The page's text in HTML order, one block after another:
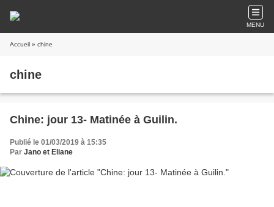
MENU
Accueil » chine
chine
Chine: jour 13- Matinée à Guilin.
Publié le 01/03/2019 à 15:35
Par Jano et Eliane